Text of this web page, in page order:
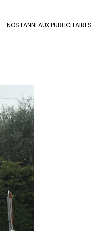
NOS PANNEAUX PUBLICITAIRES